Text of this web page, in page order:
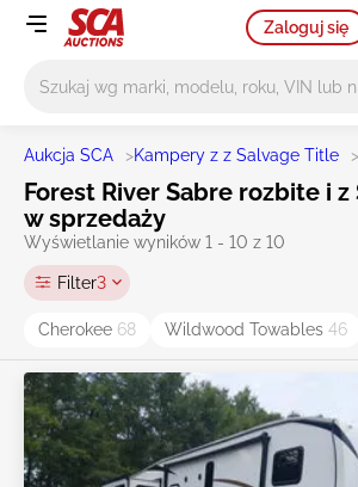
Zaloguj się
Aukcja SCA >Kampery z z Salvage Title >
Forest River Sabre rozbite i z
w sprzedaży
Wyświetlanie wyników 1 - 10 z 10
Filter3
Cherokee 68 Wildwood Towables 46